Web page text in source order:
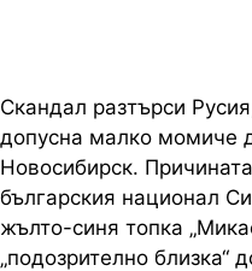
Скандал разтърси
допусна малко момиче
Новосибирск.
българския национал
жълто-синя топка
„подозрително близка“